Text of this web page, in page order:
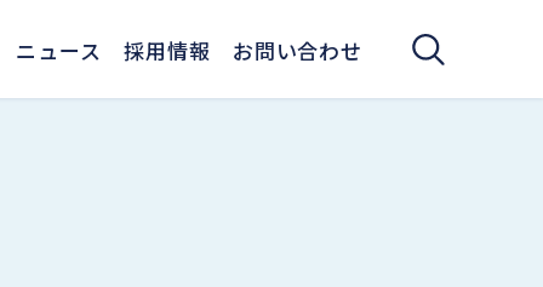
ニュース 採用情報 お問い合わせ